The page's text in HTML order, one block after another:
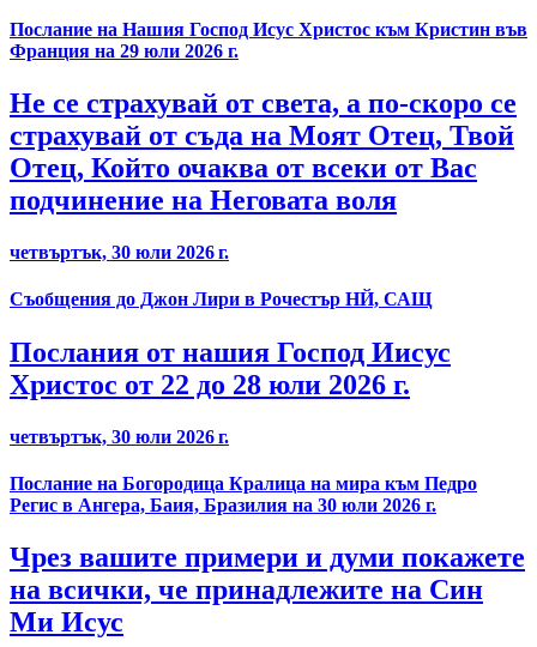
Послание на Нашия Господ Исус Христос към Кристин във
Франция на 29 юли 2026 г.
Не се страхувай от света, а по-скоро се
страхувай от съда на Моят Отец, Твой
Отец, Който очаква от всеки от Вас
подчинение на Неговата воля
четвъртък, 30 юли 2026 г.
Съобщения до Джон Лири в Рочестър НЙ, САЩ
Послания от нашия Господ Иисус
Христос от 22 до 28 юли 2026 г.
четвъртък, 30 юли 2026 г.
Послание на Богородица Кралица на мира към Педро
Регис в Ангера, Баия, Бразилия на 30 юли 2026 г.
Чрез вашите примери и думи покажете
на всички, че принадлежите на Син
Ми Исус